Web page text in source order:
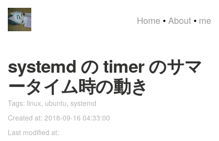
Home • About • me
systemd の timer のサマ
ータイム時の動き
Tags: linux, ubuntu, systemd
Created at: 2018-09-16 04:33:00
Last modified at: